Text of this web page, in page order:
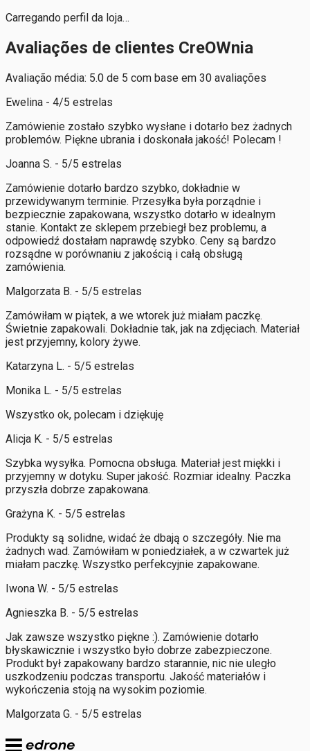
Carregando perfil da loja…
Avaliações de clientes CreOWnia
Avaliação média: 5.0 de 5 com base em 30 avaliações
Ewelina - 4/5 estrelas
Zamówienie zostało szybko wysłane i dotarło bez żadnych
problemów. Piękne ubrania i doskonała jakość! Polecam !
Joanna S. - 5/5 estrelas
Zamówienie dotarło bardzo szybko, dokładnie w
przewidywanym terminie. Przesyłka była porządnie i
bezpiecznie zapakowana, wszystko dotarło w idealnym
stanie. Kontakt ze sklepem przebiegł bez problemu, a
odpowiedź dostałam naprawdę szybko. Ceny są bardzo
rozsądne w porównaniu z jakością i całą obsługą
zamówienia.
Malgorzata B. - 5/5 estrelas
Zamówiłam w piątek, a we wtorek już miałam paczkę.
Świetnie zapakowali. Dokładnie tak, jak na zdjęciach. Materiał
jest przyjemny, kolory żywe.
Katarzyna L. - 5/5 estrelas
Monika L. - 5/5 estrelas
Wszystko ok, polecam i dziękuję
Alicja K. - 5/5 estrelas
Szybka wysyłka. Pomocna obsługa. Materiał jest miękki i
przyjemny w dotyku. Super jakość. Rozmiar idealny. Paczka
przyszła dobrze zapakowana.
Grażyna K. - 5/5 estrelas
Produkty są solidne, widać że dbają o szczegóły. Nie ma
żadnych wad. Zamówiłam w poniedziałek, a w czwartek już
miałam paczkę. Wszystko perfekcyjnie zapakowane.
Iwona W. - 5/5 estrelas
Agnieszka B. - 5/5 estrelas
Jak zawsze wszystko piękne :). Zamówienie dotarło
błyskawicznie i wszystko było dobrze zabezpieczone.
Produkt był zapakowany bardzo starannie, nic nie uległo
uszkodzeniu podczas transportu. Jakość materiałów i
wykończenia stoją na wysokim poziomie.
Malgorzata G. - 5/5 estrelas